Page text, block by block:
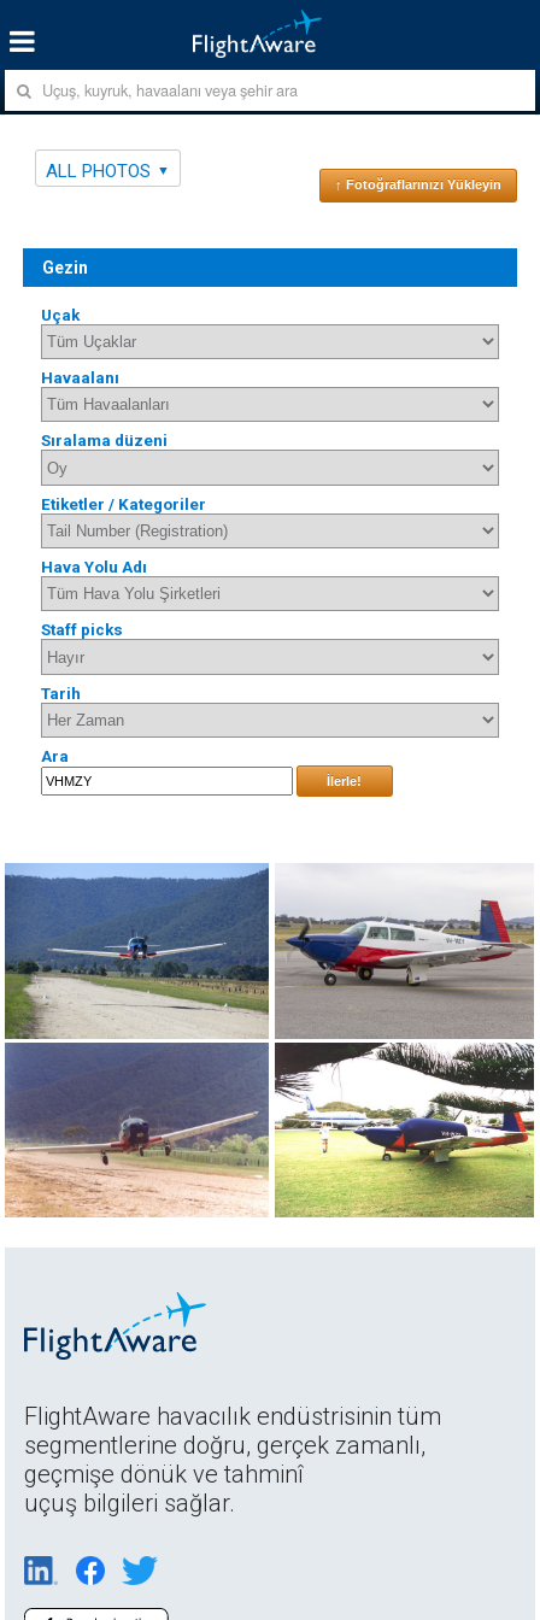
ALL PHOTOS
↑ Fotoğraflarınızı Yükleyin
Gezin
Uçak
Havaalanı
Sıralama düzeni
Etiketler / Kategoriler
Hava Yolu Adı
Staff picks
Tarih
Ara
İlerle!
FlightAware havacılık endüstrisinin tüm
segmentlerine doğru, gerçek zamanlı,
geçmişe dönük ve tahminî
uçuş bilgileri sağlar.